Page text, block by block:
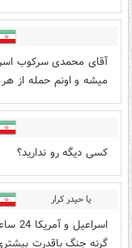
آقای محمدی سرکوب
میشه و اونم حمله از
کسی دیگه رو ندارید؟
یا حیدر کرار
گرنه جنگ باقدرت